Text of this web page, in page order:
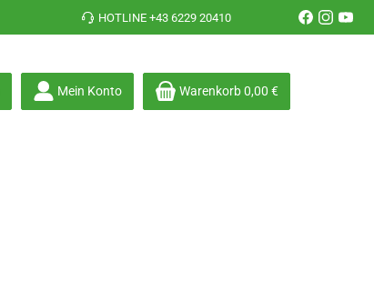
HOTLINE +43 6229 20410
Mein Konto Warenkorb0,00 €